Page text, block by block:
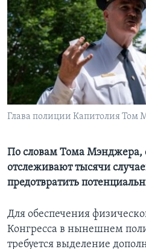
Learning English
СОЦИАЛЬНЫЕ СЕТИ
Глава полиции Капитолия Том
По словам Тома Мэнджера,
отслеживают тысячи
предотвратить
Для обеспечения
Конгресса в нынешнем
требуется выделение